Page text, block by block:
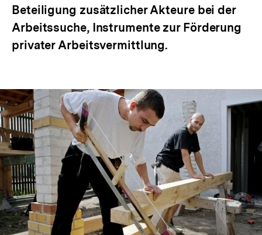
Beteiligung zusätzlicher Akteure bei der
Arbeitssuche, Instrumente zur Förderung
privater Arbeitsvermittlung.